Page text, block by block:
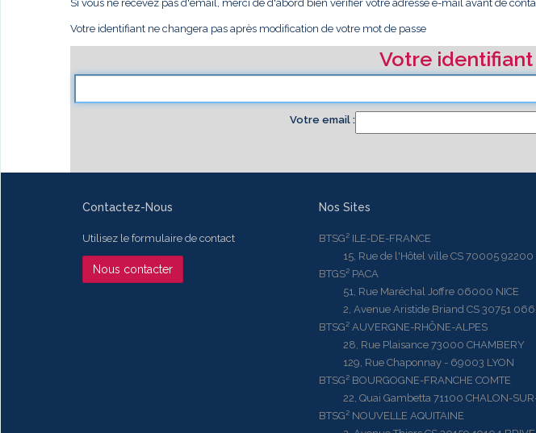
Si vous ne recevez pas d'email, merci de d'abord bien vérifier votre adresse e-mail avant de
Votre identifiant ne changera pas après modification de votre mot de passe
Votre identifiant
Votre email
Contactez-Nous
Utilisez le formulaire de contact
Nous contacter
Nos Sites
BTSG² ILE-DE-FRANCE
15, Rue de l'Hôtel ville CS 70005 92200
BTGS² PACA
51, Rue Maréchal Joffre 06000 NICE
2, Avenue Aristide Briand CS 30751
BTSG² AUVERGNE-RHÔNE-ALPES
28, Rue Plaisance 73000 CHAMBERY
129, Rue Chaponnay - 69003 LYON
BTSG² BOURGOGNE-FRANCHE COMTE
22, Quai Gambetta 71100 CHALON-
BTSG² NOUVELLE AQUITAINE